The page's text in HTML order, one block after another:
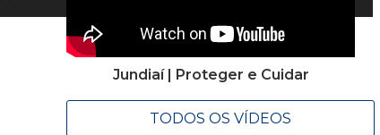
Jundiaí | Proteger e Cuidar
TODOS OS VÍDEOS